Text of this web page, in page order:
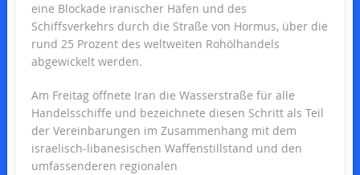
eine Blockade iranischer Häfen und des
Schiffsverkehrs durch die Straße von Hormus, über die
rund 25 Prozent des weltweiten Rohölhandels
abgewickelt werden.
Am Freitag öffnete Iran die Wasserstraße für alle
Handelsschiffe und bezeichnete diesen Schritt als Teil
der Vereinbarungen im Zusammenhang mit dem
israelisch-libanesischen Waffenstillstand und den
umfassenderen regionalen